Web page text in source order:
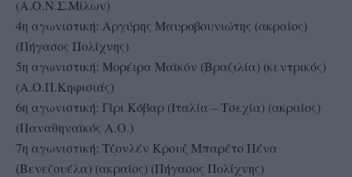
(Α.Ο.Ν.Σ.Μίλων)
4η αγωνιστική: Αργύρης Μαυροβουνιώτης (ακραίος)
(Πήγασος Πολίχνης)
5η αγωνιστική: Μορέιρα Μαϊκόν (Βραζιλία) (κεντρικός)
(Α.Ο.Π.Κηφισιάς)
6η αγωνιστική: Γίρι Κόβαρ (Iταλία – Τσεχία) (ακραίος)
(Παναθηναϊκός Α.Ο.)
7η αγωνιστική: Τζονλέν Κρουζ Μπαρέτο Πένα
(Βενεζουέλα) (ακραίος) (Πήγασος Πολίχνης)